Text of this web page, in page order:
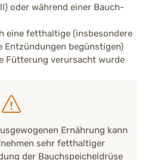
oder während einer Bauch-
eine fetthaltige (insbesondere
begünstigen)
Fütterung verursacht wurde
Ernährung kann
sehr fetthaltiger
der Bauchspeicheldrüse